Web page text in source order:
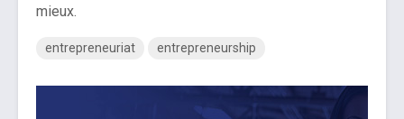
mieux.
entrepreneuriat entrepreneurship